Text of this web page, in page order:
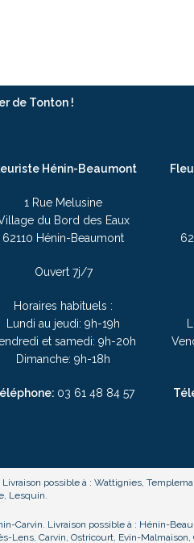
de Tonton !
Hénin-Beaumont
1 Rue Melusine
du Bord des Eaux
62110 Hénin-Beaumont
Ouvert 7j/7
Horaires habituels :
Lundi au jeudi: 9h-19h
et samedi: 9h-20h
Dimanche: 9h-18h
03 61 48 84 57
possible à : Wattignies,
Lesquin.
Carvin. Livraison possible à : Hénin-
Lens, Carvin, Ostricourt, Evin-